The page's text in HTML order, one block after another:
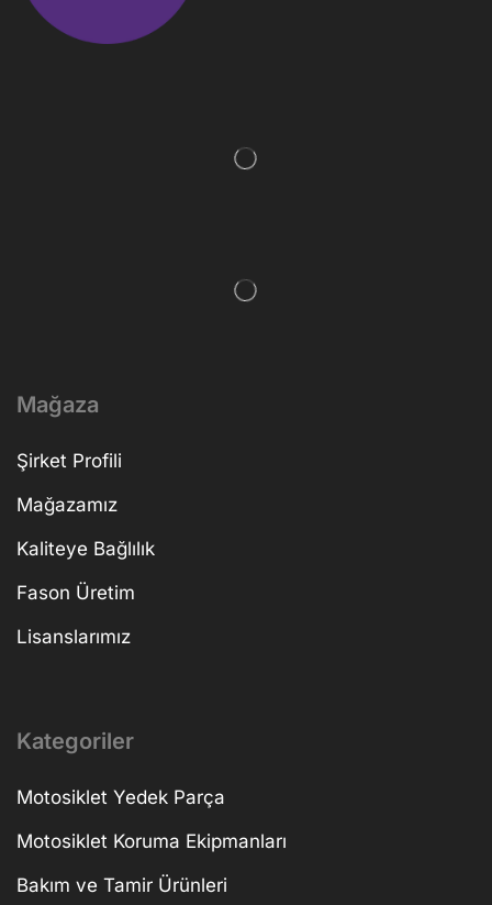
Mağaza
Şirket Profili
Mağazamız
Kaliteye Bağlılık
Fason Üretim
Lisanslarımız
Kategoriler
Motosiklet Yedek Parça
Motosiklet Koruma Ekipmanları
Bakım ve Tamir Ürünleri